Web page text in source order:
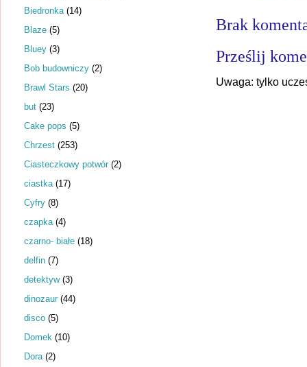
Brak
Prześlij
Uwaga: tylko
Biedronka (14)
Blaze (5)
Bluey (3)
Bob budowniczy (2)
Brawl Stars (20)
but (23)
Cake pops (5)
Chrzest (253)
Ciasteczkowy potwór (2)
ciastka (17)
Cyfry (8)
czapka (4)
czarno- białe (18)
delfin (7)
detektyw (3)
dinozaur (44)
disco (5)
Domek (10)
Dora (2)